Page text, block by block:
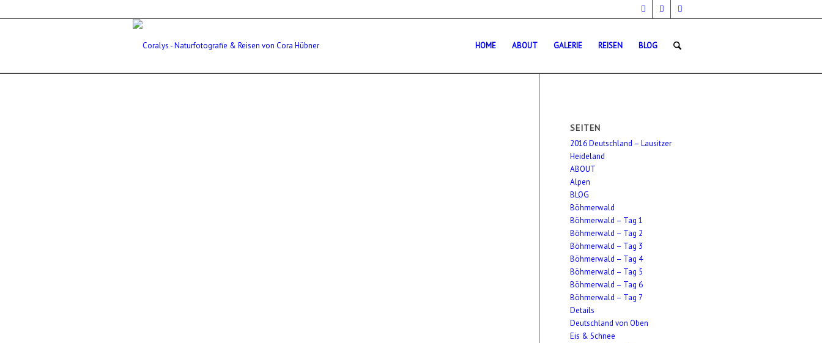
HOME ABOUT GALERIE REISEN BLOG
SEITEN
2016 Deutschland – Lausitzer
Heideland
ABOUT
Alpen
BLOG
Böhmerwald
Böhmerwald – Tag 1
Böhmerwald – Tag 2
Böhmerwald – Tag 3
Böhmerwald – Tag 4
Böhmerwald – Tag 5
Böhmerwald – Tag 6
Böhmerwald – Tag 7
Details
Deutschland von Oben
Eis & Schnee